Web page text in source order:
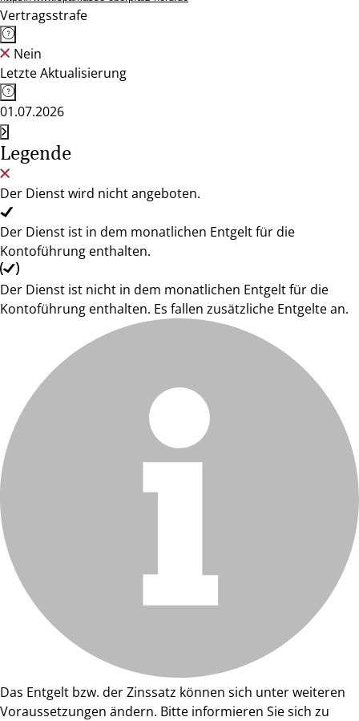
Vertragsstrafe
Nein
Letzte Aktualisierung
01.07.2026
Legende
Der Dienst wird nicht angeboten.
Der Dienst ist in dem monatlichen Entgelt für die
Kontoführung enthalten.
Der Dienst ist nicht in dem monatlichen Entgelt für die
Kontoführung enthalten. Es fallen zusätzliche Entgelte an.
Das Entgelt bzw. der Zinssatz können sich unter weiteren
Voraussetzungen ändern. Bitte informieren Sie sich zu